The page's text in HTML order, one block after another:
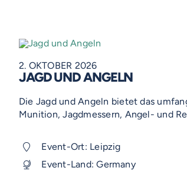
2. OKTOBER 2026
JAGD UND ANGELN
Die Jagd und Angeln bietet das
Munition, Jagdmessern, Angel- und
Event-Ort: Leipzig
Event-Land: Germany